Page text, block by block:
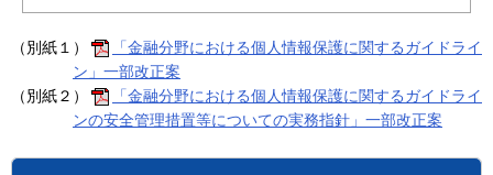
（別紙１）
「金融分野における個人情報保護に関するガイドライ
ン」一部改正案
（別紙２）
「金融分野における個人情報保護に関するガイドライ
ンの安全管理措置等についての実務指針」一部改正案